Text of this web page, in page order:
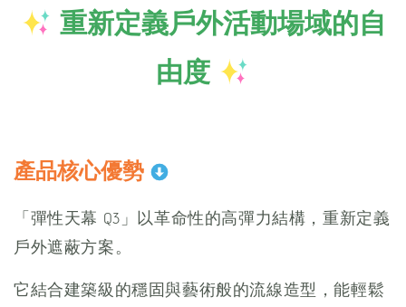
重新定義戶外活動場域的自
由度
產品核心優勢
「彈性天幕 Q3」以革命性的高彈力結構，重新定義
戶外遮蔽方案。
它結合建築級的穩固與藝術般的流線造型，能輕鬆